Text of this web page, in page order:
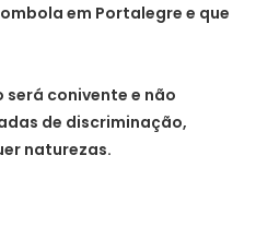
em Portalegre e que
será conivente e não
de discriminação,
naturezas.